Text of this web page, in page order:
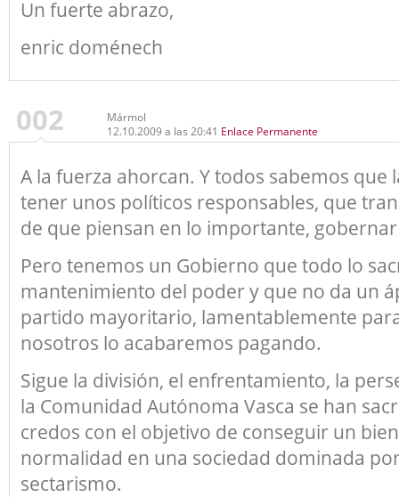
Un fuerte abrazo,
enric doménech
002
Mármol
12.10.2009 a las 20:41 Enlace Permanente
A la fuerza ahorcan. Y todos sabemos que
tener unos políticos responsables, que
de que piensan en lo importante,
Pero tenemos un Gobierno que todo lo
mantenimiento del poder y que no da un
partido mayoritario, lamentablemente
nosotros lo acabaremos pagando.
Sigue la división, el enfrentamiento, la
la Comunidad Autónoma Vasca se han
credos con el objetivo de conseguir un
normalidad en una sociedad dominada
sectarismo.